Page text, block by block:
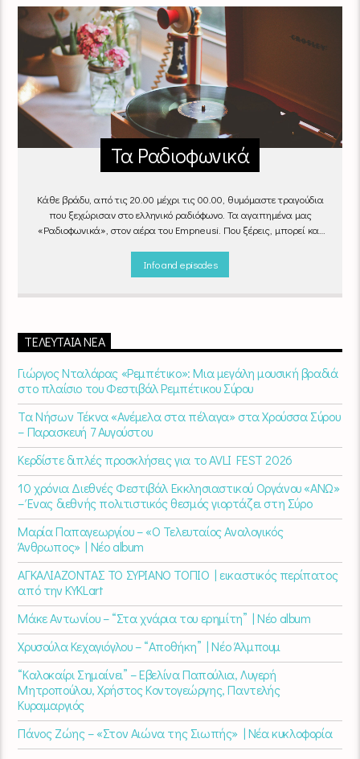
Τα Ραδιοφωνικά
Κάθε βράδυ, από τις 20.00 μέχρι τις 00.00, θυμόμαστε τραγούδια
που ξεχώρισαν στο ελληνικό ραδιόφωνο. Τα αγαπημένα μας
«Ραδιοφωνικά», στον αέρα του Empneusi. Που ξέρεις, μπορεί και
:00 – 00:00στονEmpneusi 107 FM
Info and episodes
ΤΕΛΕΥΤΑΊΑ ΝΈΑ
Γιώργος Νταλάρας «Ρεμπέτικο»: Μια μεγάλη μουσική βραδιά
στο πλαίσιο του Φεστιβάλ Ρεμπέτικου Σύρου
Τα Νήσων Τέκνα «Ανέμελα στα πέλαγα» στα Χρούσσα Σύρου
– Παρασκευή 7 Αυγούστου
Κερδίστε διπλές προσκλήσεις για το AVLI FEST 2026
10 χρόνια Διεθνές Φεστιβάλ Εκκλησιαστικού Οργάνου «ΑΝΩ»
– Ένας διεθνής πολιτιστικός θεσμός γιορτάζει στη Σύρο​
Μαρία Παπαγεωργίου – «Ο Τελευταίος Αναλογικός
Άνθρωπος» | Νέο album
ΑΓΚΑΛΙΑΖΟΝΤΑΣ ΤΟ ΣΥΡΙΑΝΟ ΤΟΠΙΟ | εικαστικός περίπατος
από την KYKLart
Μάκε Αντωνίου – “Στα χνάρια του ερημίτη” | Νέο album
Χρυσούλα Κεχαγιόγλου – “Αποθήκη” | Νέο Άλμπουμ
“Καλοκαίρι Σημαίνει” – Εβελίνα Παπούλια, Λυγερή
Μητροπούλου, Χρήστος Κοντογεώργης, Παντελής
Κυραμαργιός
Πάνος Ζώης – «Στον Αιώνα της Σιωπής» | Νέα κυκλοφορία